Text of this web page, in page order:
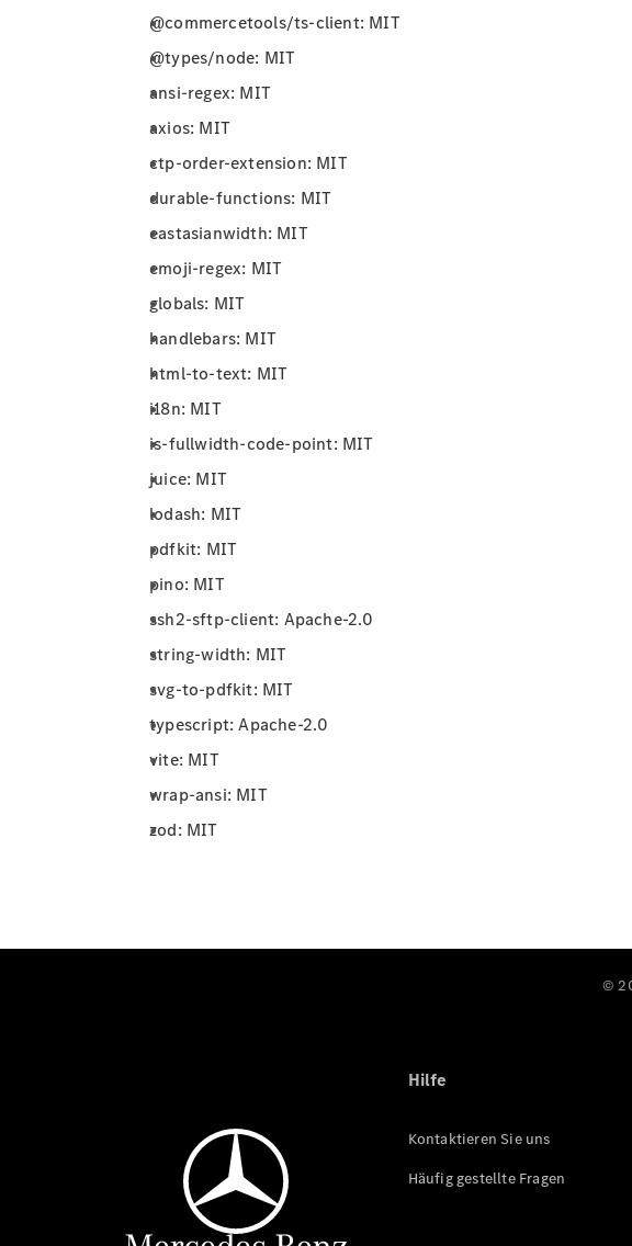
@commercetools/ts-client: MIT
@types/node: MIT
ansi-regex: MIT
axios: MIT
ctp-order-extension: MIT
durable-functions: MIT
eastasianwidth: MIT
emoji-regex: MIT
globals: MIT
handlebars: MIT
html-to-text: MIT
i18n: MIT
is-fullwidth-code-point: MIT
juice: MIT
lodash: MIT
pdfkit: MIT
pino: MIT
ssh2-sftp-client: Apache-2.0
string-width: MIT
svg-to-pdfkit: MIT
typescript: Apache-2.0
vite: MIT
wrap-ansi: MIT
zod: MIT
©
Hilfe
Kontaktieren Sie uns
Häufig gestellte Fragen